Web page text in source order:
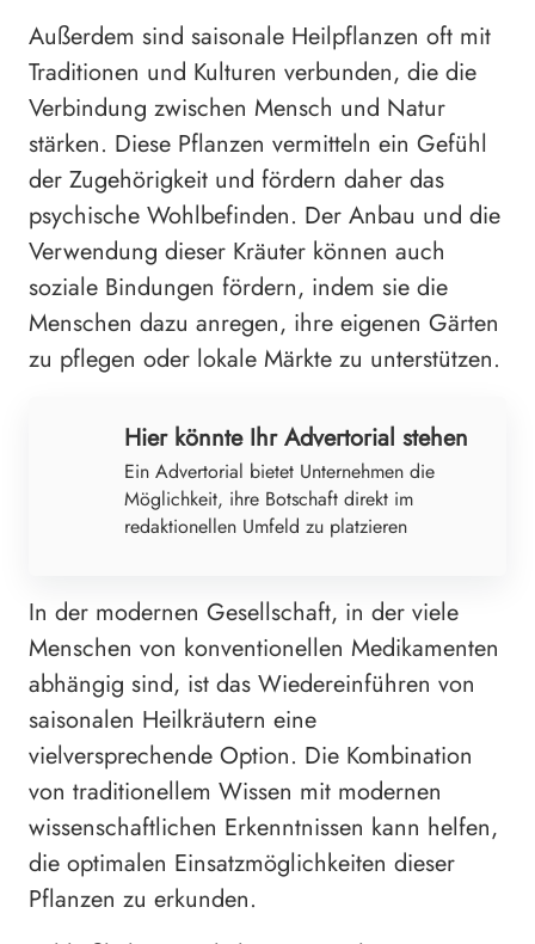
Außerdem sind saisonale Heilpflanzen oft mit
Traditionen und Kulturen verbunden, die die
Verbindung zwischen Mensch und Natur
stärken. Diese Pflanzen vermitteln ein Gefühl
der Zugehörigkeit und fördern daher das
psychische Wohlbefinden. Der Anbau und die
Verwendung dieser Kräuter können auch
soziale Bindungen fördern, indem sie die
Menschen dazu anregen, ihre eigenen Gärten
zu pflegen oder lokale Märkte zu unterstützen.
Hier könnte Ihr Advertorial stehen
Ein Advertorial bietet Unternehmen die
Möglichkeit, ihre Botschaft direkt im
redaktionellen Umfeld zu platzieren
In der modernen Gesellschaft, in der viele
Menschen von konventionellen Medikamenten
abhängig sind, ist das Wiedereinführen von
saisonalen Heilkräutern eine
vielversprechende Option. Die Kombination
von traditionellem Wissen mit modernen
wissenschaftlichen Erkenntnissen kann helfen,
die optimalen Einsatzmöglichkeiten dieser
Pflanzen zu erkunden.